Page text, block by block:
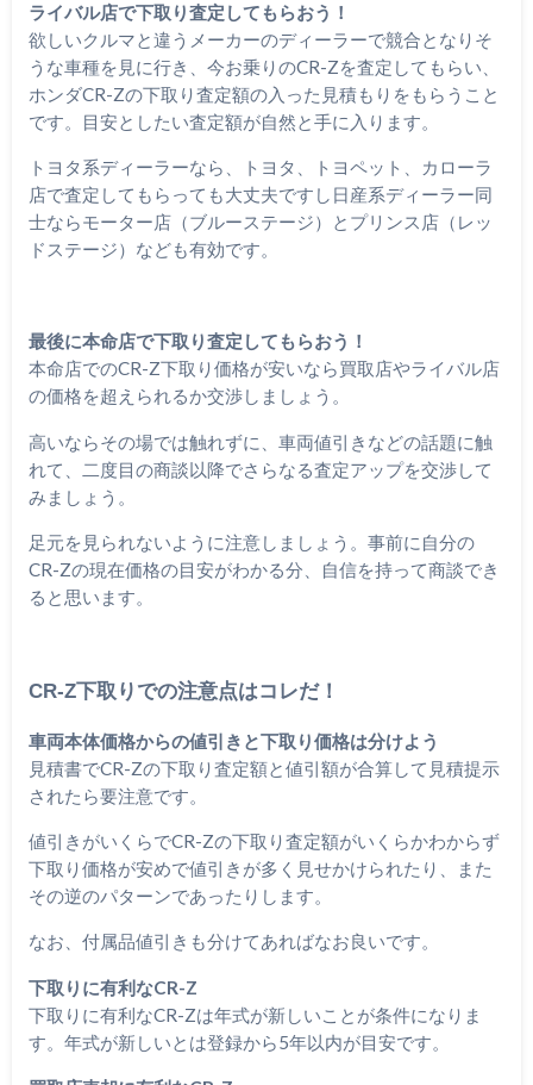
ライバル店で下取り査定してもらおう！
欲しいクルマと違うメーカーのディーラーで競合となりそ
うな車種を見に行き、今お乗りのCR-Zを査定してもらい、
ホンダCR-Zの下取り査定額の入った見積もりをもらうこと
です。目安としたい査定額が自然と手に入ります。
トヨタ系ディーラーなら、トヨタ、トヨペット、カローラ
店で査定してもらっても大丈夫ですし日産系ディーラー同
士ならモーター店（ブルーステージ）とプリンス店（レッ
ドステージ）なども有効です。
最後に本命店で下取り査定してもらおう！
本命店でのCR-Z下取り価格が安いなら買取店やライバル店
の価格を超えられるか交渉しましょう。
高いならその場では触れずに、車両値引きなどの話題に触
れて、二度目の商談以降でさらなる査定アップを交渉して
みましょう。
足元を見られないように注意しましょう。事前に自分の
CR-Zの現在価格の目安がわかる分、自信を持って商談でき
ると思います。
CR-Z下取りでの注意点はコレだ！
車両本体価格からの値引きと下取り価格は分けよう
見積書でCR-Zの下取り査定額と値引額が合算して見積提示
されたら要注意です。
値引きがいくらでCR-Zの下取り査定額がいくらかわからず
下取り価格が安めで値引きが多く見せかけられたり、また
その逆のパターンであったりします。
なお、付属品値引きも分けてあればなお良いです。
下取りに有利なCR-Z
下取りに有利なCR-Zは年式が新しいことが条件になりま
す。年式が新しいとは登録から5年以内が目安です。